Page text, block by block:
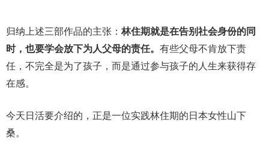
归纳上述三部作品的主张： 林住期就是在告别社会身份的同
时，也要学会放下为人父母的责任。 有些父母不肯放下责
任，不完全是为了孩子，而是通过参与孩子的人生来获得存
在感。
今天日活要介绍的，正是一位实践林住期的日本女性山下
桑。